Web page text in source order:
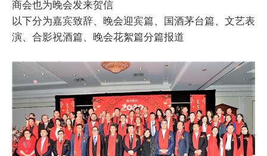
商会也为晚会发来贺信
以下分为嘉宾致辞、晚会迎宾篇、国酒茅台篇、文艺表
演、合影祝酒篇、晚会花絮篇分篇报道